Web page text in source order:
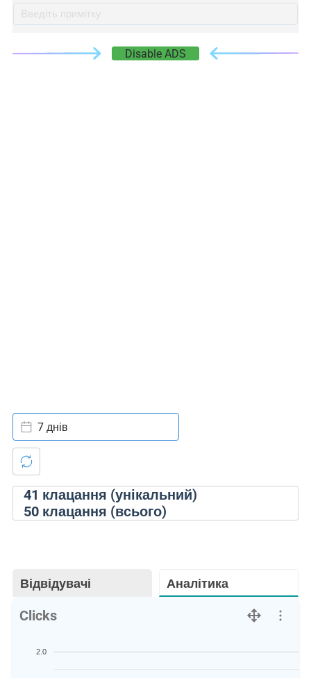
Disable ADS
41 клацання (унікальний)
50клацання (всього)
7 днів
Відвідувачі Аналітика
Clicks
2.0